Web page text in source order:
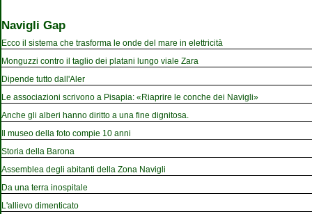
Navigli Gap
Ecco il sistema che trasforma le onde del mare in elettricità
Monguzzi contro il taglio dei platani lungo viale Zara
Dipende tutto dall'Aler
Le associazioni scrivono a Pisapia: «Riaprire le conche dei Navigli»
Anche gli alberi hanno diritto a una fine dignitosa.
Il museo della foto compie 10 anni
Storia della Barona
Assemblea degli abitanti della Zona Navigli
Da una terra inospitale
L'allievo dimenticato